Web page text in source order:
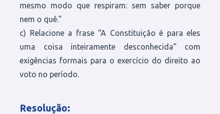
mesmo modo que respiram: sem saber porque
nem o quê."
c) Relacione a frase “A Constituição é para eles
uma coisa inteiramente desconhecida” com
exigências formais para o exercício do direito ao
voto no período.
Resolução: